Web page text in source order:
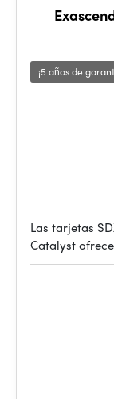
¡5 años de
Las tarjetas
Catalyst